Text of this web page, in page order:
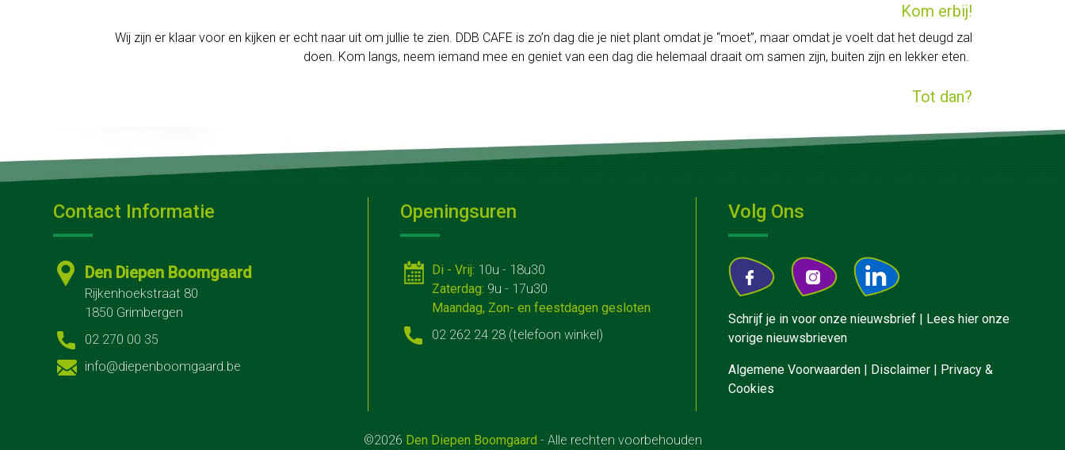
Groenonderhoud
Bedrijfsterreinen
Bij
thuis
Kom erbij!
Wij zijn er klaar voor en kijken er echt naar uit om jullie te zien. DDB CAFE is zo’n dag die je niet plant omdat je “moet”, maar omdat je voelt dat het deugd zal
doen. Kom langs, neem iemand mee en geniet van een dag die helemaal draait om samen zijn, buiten zijn en lekker eten.
Tot dan?
Contact Informatie
Den Diepen Boomgaard
Rijkenhoekstraat 80
1850 Grimbergen
02 270 00 35
info@diepenboomgaard.be
Openingsuren
Di - Vrij: 10u - 18u30
Zaterdag: 9u - 17u30
Maandag, Zon- en feestdagen gesloten
02 262 24 28 (telefoon winkel)
Volg Ons
Schrijf je in voor onze nieuwsbrief | Lees hier onze
vorige nieuwsbrieven
Algemene Voorwaarden | Disclaimer | Privacy &
Cookies
©2026 Den Diepen Boomgaard - Alle rechten voorbehouden